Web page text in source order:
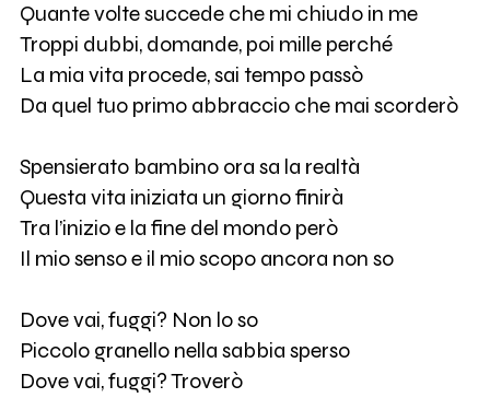
Quante volte succede che mi chiudo in me
Troppi dubbi, domande, poi mille perché
La mia vita procede, sai tempo passò
Da quel tuo primo abbraccio che mai scorderò
Spensierato bambino ora sa la realtà
Questa vita iniziata un giorno finirà
Tra l’inizio e la fine del mondo però
Il mio senso e il mio scopo ancora non so
Dove vai, fuggi? Non lo so
Piccolo granello nella sabbia sperso
Dove vai, fuggi? Troverò